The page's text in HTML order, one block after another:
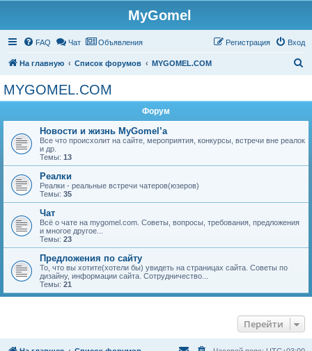
MyGomel
FAQ Чат Объявления Вход
Регистрация
На главную Список форумов MYGOMEL.COM
MYGOMEL.COM
Форум
Новости и жизнь MyGomel’a
Все что происхолит на сайте, мероприятия, конкурсы, встречи вне реалок
и др.
Темы: 13
Реалки
Реалки - реальные встречи чатеров(юзеров)
Темы: 35
Чат
Всё о чате на mygomel.com. Советы, вопросы, требования, предложения
и многое другое...
Темы: 23
Предложения по сайту
То, что вы хотите(хотели бы) увидеть на страницах сайта. Советы по
дизайну, информации сайта. Сотрудничество...
Темы: 21
Перейти